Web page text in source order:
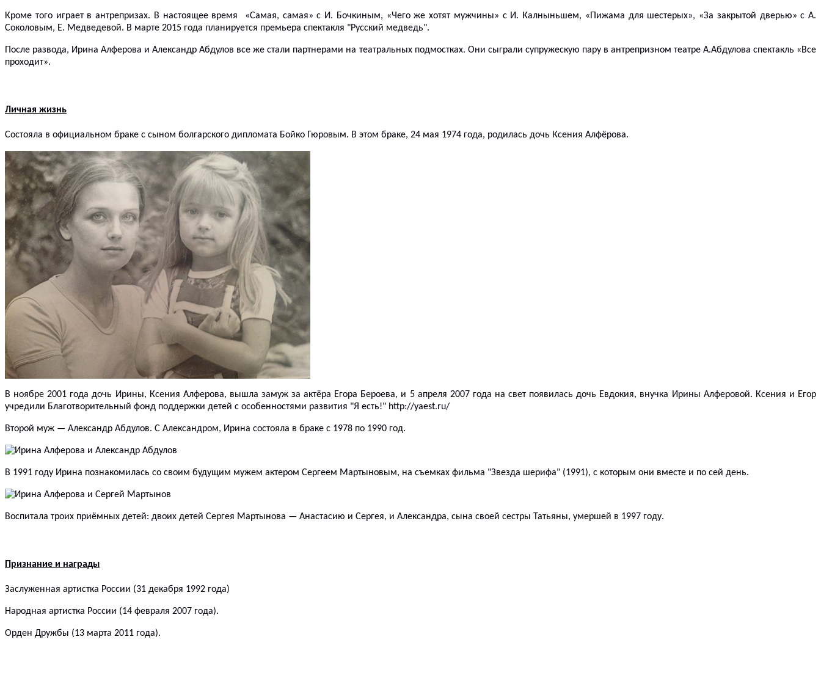
Кроме того играет в антрепризах. В настоящее время «Самая, самая» с И. Бочкиным, «Чего же хотят мужчины» с И. Калныньшем, «Пижама для шестерых», «За закрытой дверью» с А.
Соколовым, Е. Медведевой. В марте 2015 года планируется премьера спектакля "Русский медведь".
После развода, Ирина Алферова и Александр Абдулов все же стали партнерами на театральныхподмостках. Они сыграли супружескую пару в антрепризном театре А.Абдулова спектакль «Все
проходит».
Личная жизнь
Состояла в официальном браке с сыном болгарского дипломата Бойко Гюровым. В этом браке, 24 мая 1974 года, родилась дочь Ксения Алфёрова.
В ноябре 2001 года дочь Ирины, Ксения Алферова, вышла замуж за актёра Егора Бероева, и 5 апреля 2007 года на свет появилась дочь Евдокия, внучка Ирины Алферовой. Ксения и Егор
учредили Благотворительный фонд поддержки детей с особенностями развития "Я есть!" http://yaest.ru/
Второй муж — Александр Абдулов. С Александром, Ирина состояла в браке с 1978 по 1990 год.
В 1991 году Ирина познакомилась со своим будущим мужем актером Сергеем Мартыновым, на съемках фильма "Звезда шерифа" (1991), с которым они вместе и по сей день.
Воспитала троих приёмных детей: двоих детей Сергея Мартынова — Анастасию и Сергея, и Александра, сына своей сестры Татьяны, умершей в 1997 году.
Признание и награды
Заслуженная артистка России (31 декабря 1992 года)
Народная артистка России (14 февраля 2007 года).
Орден Дружбы (13 марта 2011 года).